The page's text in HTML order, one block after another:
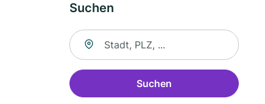
Suchen
Suche nach Ort
Suchen